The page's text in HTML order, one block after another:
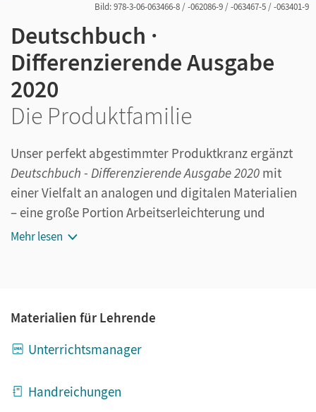
Bild: 978-3-06-063466-8 / -062086-9 / -063467-5 / -063401-9
Deutschbuch ·
Differenzierende Ausgabe
2020
Die Produktfamilie
Unser perfekt abgestimmter Produktkranz ergänzt
Deutschbuch - Differenzierende Ausgabe 2020 mit
einer Vielfalt an analogen und digitalen Materialien
– eine große Portion Arbeitserleichterung und
Flexibilität für Sie und Ihre Klasse!
Mehr lesen
Materialien für Lehrende
Unterrichtsmanager
Handreichungen